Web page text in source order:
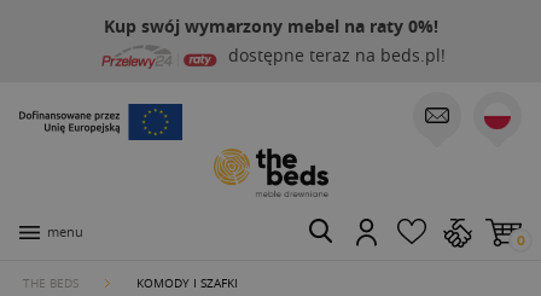
Kup swój wymarzony mebel na raty 0%!
dostępne teraz na beds.pl!
menu 0
THE BEDS KOMODY I SZAFKI